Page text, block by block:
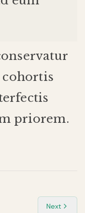
cohortis
priorem.
Next